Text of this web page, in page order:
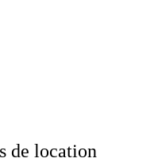
de location